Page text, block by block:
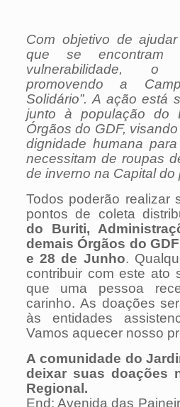
Com objetivo de
que se encontram
vulnerabilidade,
promovendo a
Solidário”. A ação está
junto à população do
Órgãos do GDF,
dignidade humana
necessitam de roupas
de inverno na Capital do
Todos poderão realizar
pontos de coleta
do Buriti,
demais Órgãos do GDF
e 28 de Junho.
contribuir com este ato
que uma pessoa
carinho. As doações
às entidades
Vamos aquecer nosso
A comunidade do
deixar suas doações
Regional.
End: Avenida das